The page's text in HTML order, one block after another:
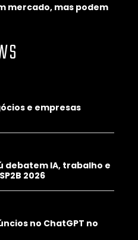
mercado, mas podem
e empresas
debatem IA, trabalho e
2026
no ChatGPT no